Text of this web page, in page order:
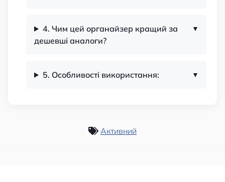
4. Чим цей органайзер кращий за
дешевші аналоги?
5. Особливості використання:
Активний